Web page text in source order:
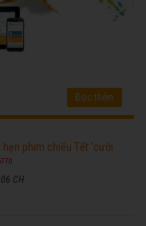
Đọc thêm
hẹn phim chiếu Tết 'cười
CH